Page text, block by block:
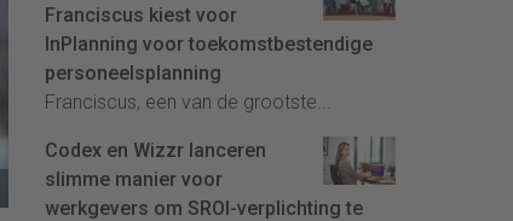
Franciscus kiest voor
InPlanning voor toekomstbestendige
personeelsplanning
Franciscus, een van de grootste...
Codex en Wizzr lanceren
slimme manier voor
werkgevers om SROI-verplichting te